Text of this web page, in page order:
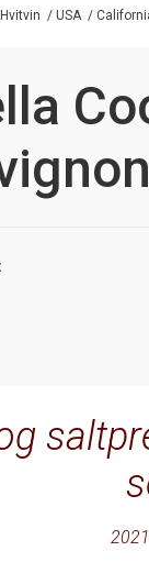
Hvitvin / USA /